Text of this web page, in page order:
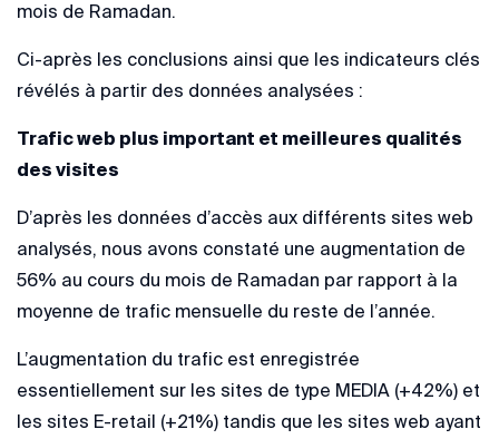
mois de Ramadan.
Ci-après les conclusions ainsi que les indicateurs clés
révélés à partir des données analysées :
Trafic web plus important et meilleures qualités
des visites
D’après les données d’accès aux différents sites web
analysés, nous avons constaté une augmentation de
56% au cours du mois de Ramadan par rapport à la
moyenne de trafic mensuelle du reste de l’année.
L’augmentation du trafic est enregistrée
essentiellement sur les sites de type MEDIA (+42%) et
les sites E-retail (+21%) tandis que les sites web ayant